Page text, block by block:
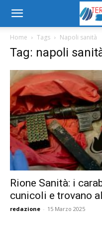
Home Tags Napoli sanità
Tag: napoli
Rione Sanità: i
cunicoli e trovano
redazione - 15 Marzo 2025